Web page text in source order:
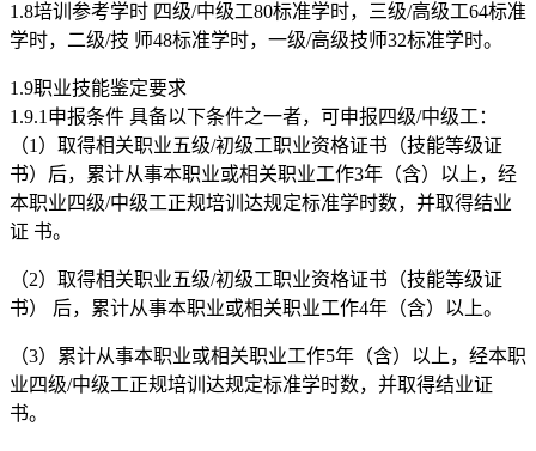
1.8培训参考学时 四级/中级工80标准学时，三级/高级工64标准
学时，二级/技 师48标准学时，一级/高级技师32标准学时。
1.9职业技能鉴定要求
1.9.1申报条件 具备以下条件之一者，可申报四级/中级工：
（1）取得相关职业五级/初级工职业资格证书（技能等级证
书）后，累计从事本职业或相关职业工作3年（含）以上，经
本职业四级/中级工正规培训达规定标准学时数，并取得结业
证 书。
（2）取得相关职业五级/初级工职业资格证书（技能等级证
书） 后，累计从事本职业或相关职业工作4年（含）以上。
（3）累计从事本职业或相关职业工作5年（含）以上，经本职
业四级/中级工正规培训达规定标准学时数，并取得结业证
书。